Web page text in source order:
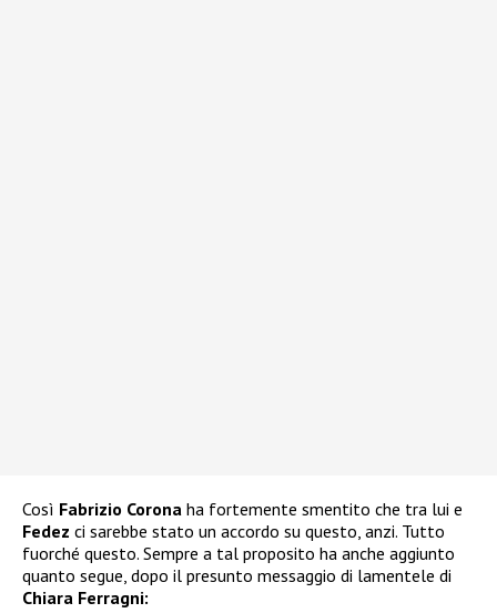
Così Fabrizio Corona ha fortemente smentito che tra lui e
Fedez ci sarebbe stato un accordo su questo, anzi. Tutto
fuorché questo. Sempre a tal proposito ha anche aggiunto
quanto segue, dopo il presunto messaggio di lamentele di
Chiara Ferragni: